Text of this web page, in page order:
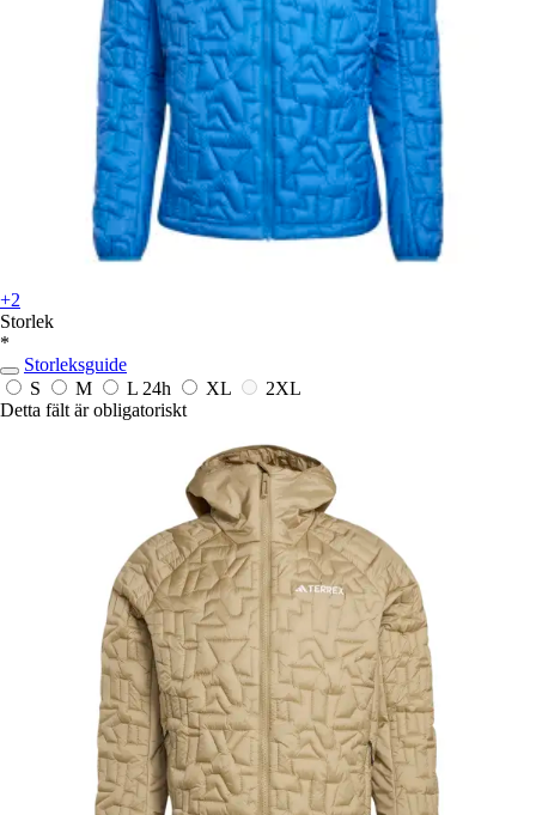
+2
Storlek
*
Storleksguide
S
M L 24h XL
2XL
Detta fält är obligatoriskt